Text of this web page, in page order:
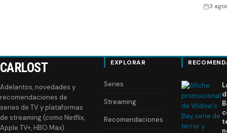
3
CARLOST
Adelantos, novedades y
recomendaciones de
series de TV y plataformas
de streaming (como Netflix,
Apple TV+, HBO Max).
EXPLORAR
Series
Streaming
Recomendaciones